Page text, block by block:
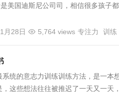
美国迪斯尼公司司，相信很多孩子都
月28日 5,764 views 专注力 训练
系统的意志力训练训练方法，是一
这些想法往往被推迟了一天又一天